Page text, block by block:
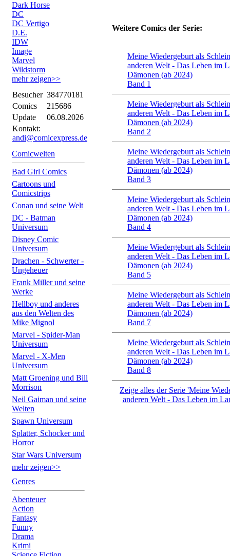
Dark Horse
DC
DC Vertigo
D.E.
IDW
Image
Marvel
Wildstorm
mehr zeigen>>
Besucher 384770181
Comics
215686
Update
06.08.2026
Kontakt:
andi@comicexpress.de
Comicwelten
Bad Girl Comics
Cartoons und
Comicstrips
Conan und seine Welt
DC - Batman
Universum
Disney Comic
Universum
Drachen - Schwerter -
Ungeheuer
Frank Miller und seine
Werke
Hellboy und anderes
aus den Welten des
Mike Mignol
Marvel - Spider-Man
Universum
Marvel - X-Men
Universum
Matt Groening und Bill
Morrison
Neil Gaiman und seine
Welten
Spawn Universum
Splatter, Schocker und
Horror
Star Wars Universum
mehr zeigen>>
Genres
Abenteuer
Action
Fantasy
Funny
Drama
Krimi
Weitere Comics der Serie:
Meine Wiedergeburt als
anderen Welt - Das Leben im
Dämonen (ab 2024)
Band 1
Meine Wiedergeburt als
anderen Welt - Das Leben im
Dämonen (ab 2024)
Band 2
Meine Wiedergeburt als
anderen Welt - Das Leben im
Dämonen (ab 2024)
Band 3
Meine Wiedergeburt als
anderen Welt - Das Leben im
Dämonen (ab 2024)
Band 4
Meine Wiedergeburt als
anderen Welt - Das Leben im
Dämonen (ab 2024)
Band 5
Meine Wiedergeburt als
anderen Welt - Das Leben im
Dämonen (ab 2024)
Band 7
Meine Wiedergeburt als
anderen Welt - Das Leben im
Dämonen (ab 2024)
Band 8
Zeige alles der Serie 'Meine
anderen Welt - Das Leben im